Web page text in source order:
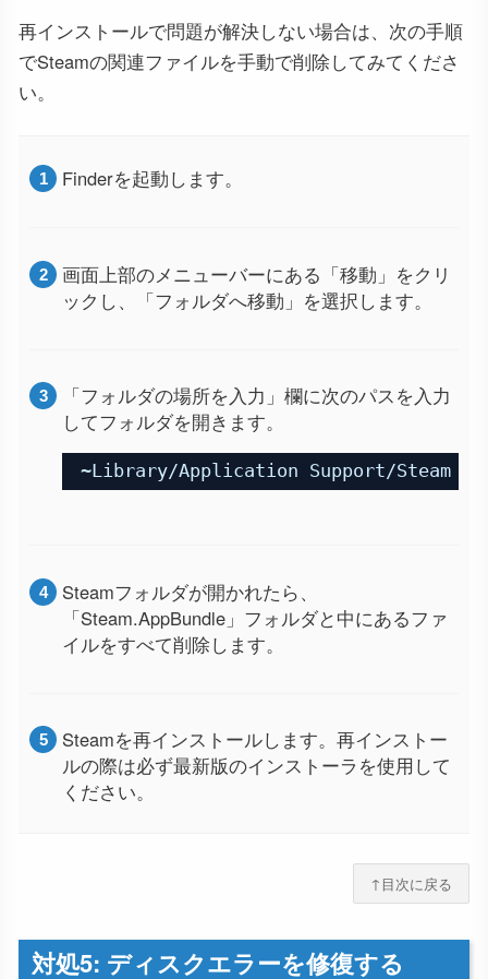
再インストールで問題が解決しない場合は、次の手順
でSteamの関連ファイルを手動で削除してみてくださ
い。
Finderを起動します。
画面上部のメニューバーにある「移動」をクリ
ックし、「フォルダへ移動」を選択します。
「フォルダの場所を入力」欄に次のパスを入力
してフォルダを開きます。
~Library/Application Support/Steam
Steamフォルダが開かれたら、
「Steam.AppBundle」フォルダと中にあるファ
イルをすべて削除します。
Steamを再インストールします。再インストー
ルの際は必ず最新版のインストーラを使用して
ください。
↑目次に戻る
対処5: ディスクエラーを修復する